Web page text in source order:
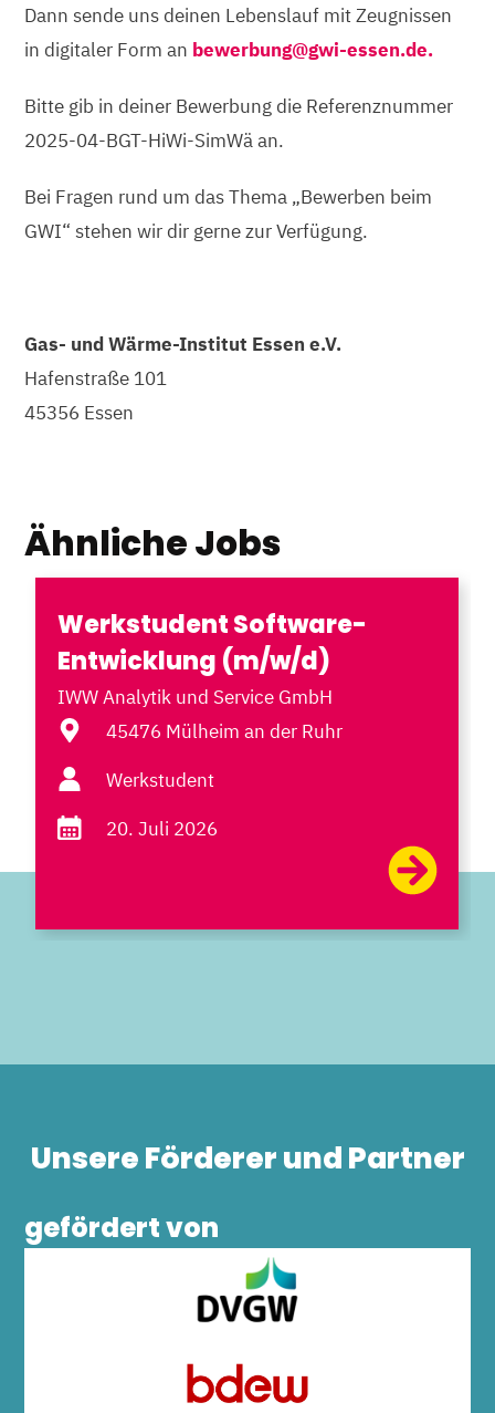
Dann sende uns deinen Lebenslauf mit Zeugnissen
in digitaler Form an bewerbung@gwi-essen.de.
Bitte gib in deiner Bewerbung die Referenznummer
2025-04-BGT-HiWi-SimWä an.
Bei Fragen rund um das Thema „Bewerben beim
GWI“ stehen wir dir gerne zur Verfügung.
Gas- und Wärme-Institut Essen e.V.
Hafenstraße 101
45356 Essen
Ähnliche Jobs
Werkstudent Software-
Entwicklung (m/w/d)
IWW Analytik und Service GmbH
45476 Mülheim an der Ruhr
Werkstudent
20. Juli 2026
Unsere Förderer und Partner
gefördert von